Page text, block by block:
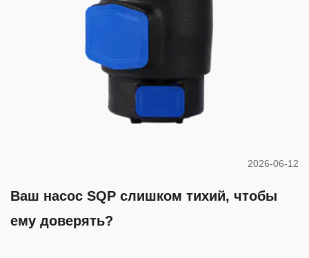
2026-06-12
Ваш насос SQP слишком тихий, чтобы
ему доверять?